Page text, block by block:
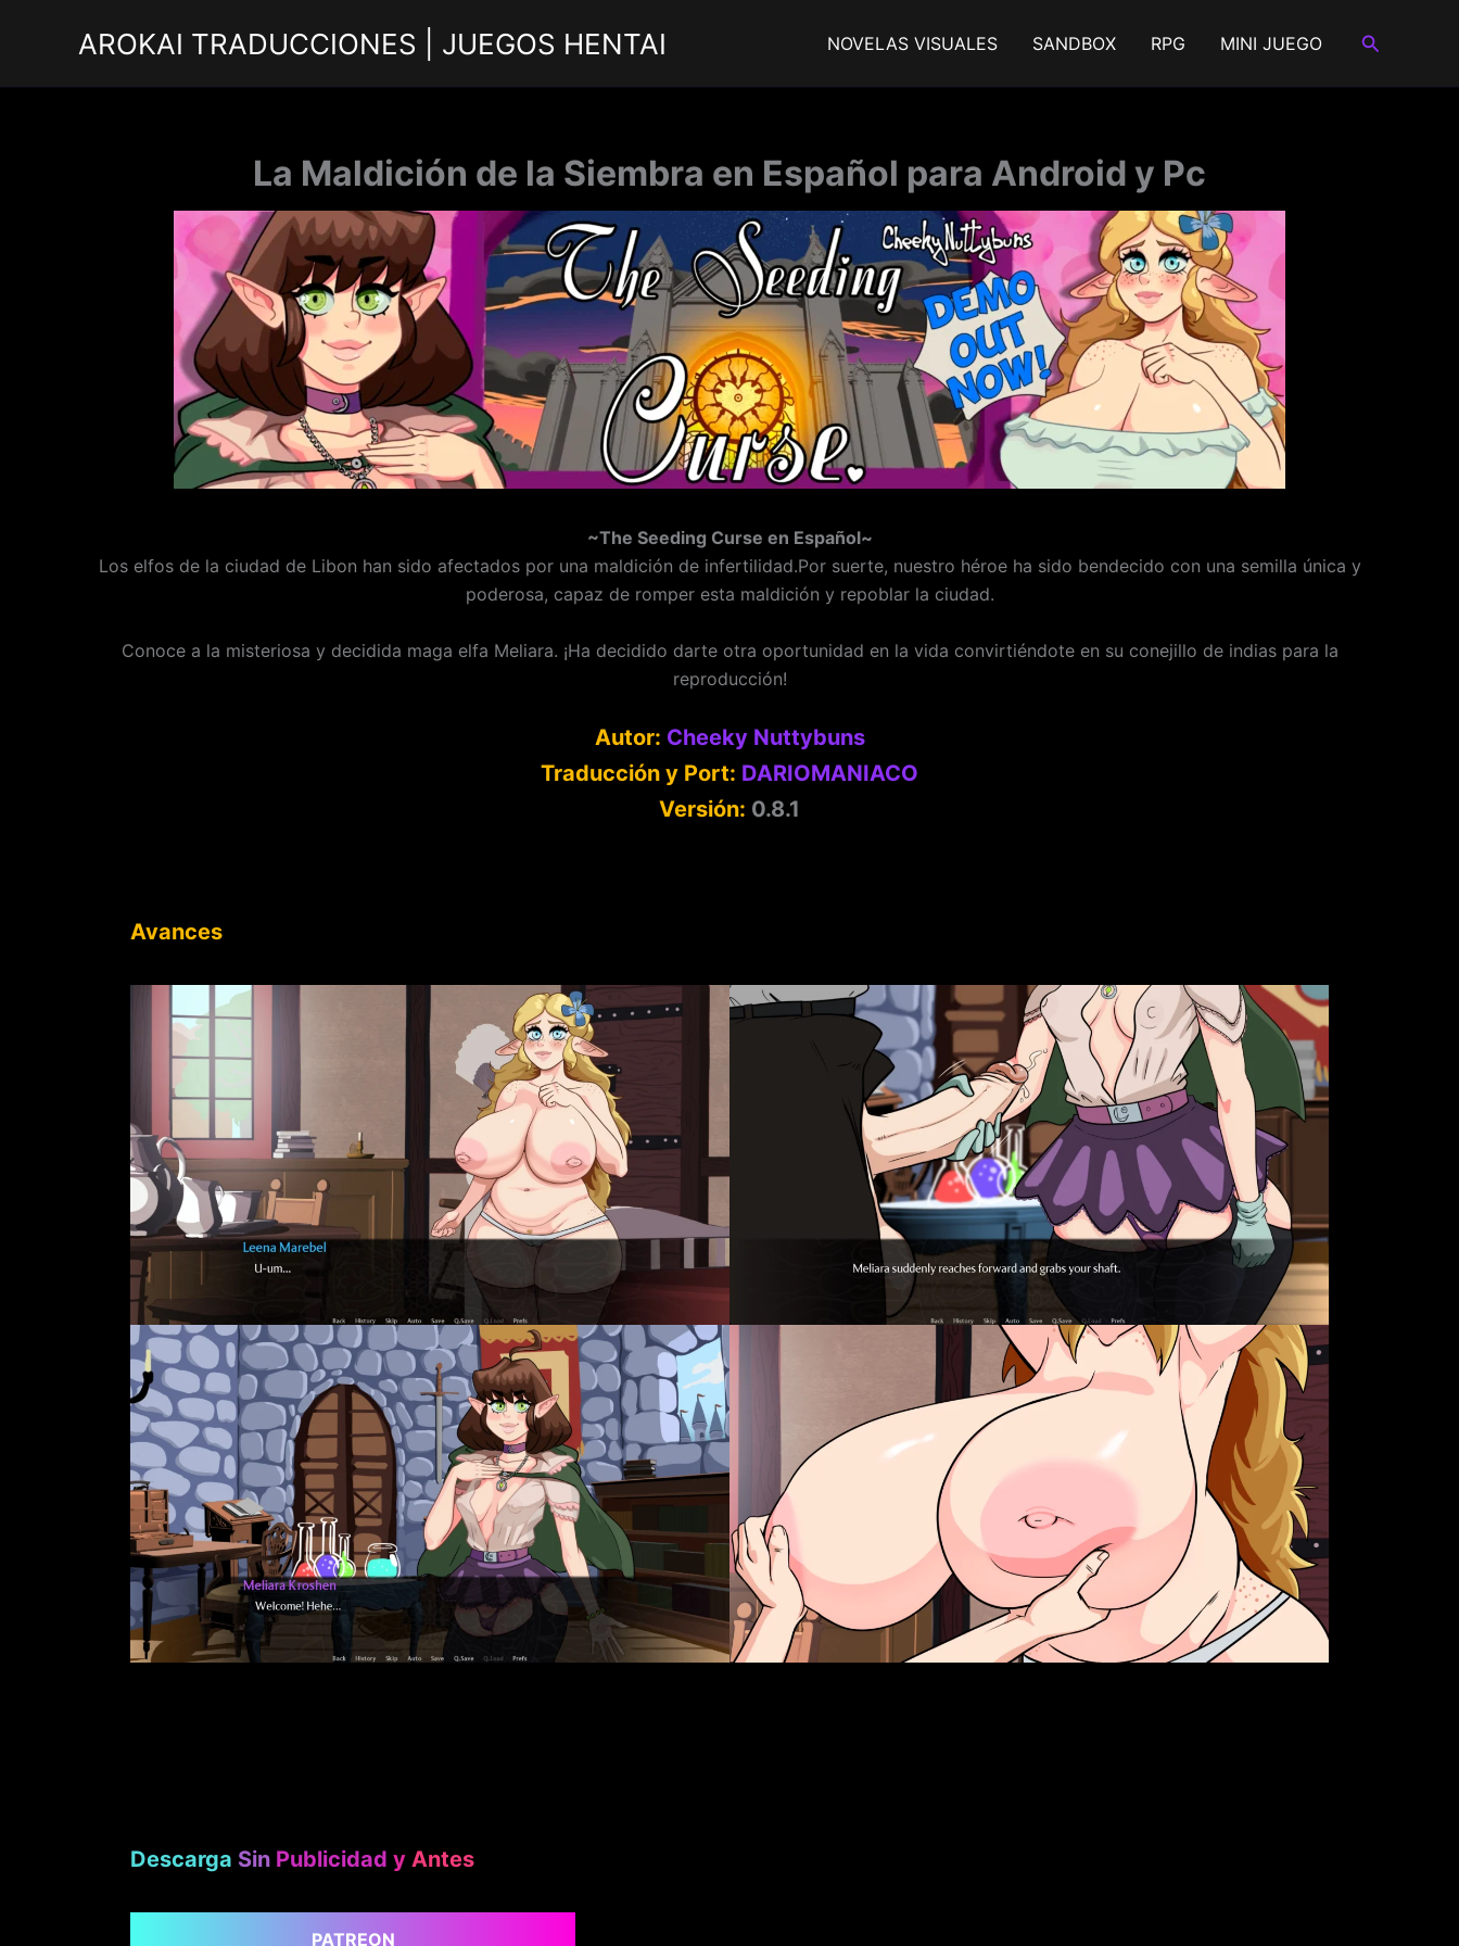
AROKAI TRADUCCIONES | JUEGOS HENTAI NOVELAS VISUALES SANDBOX RPG MINI JUEGO Buscar
La Maldición de la Siembra en Español para Android y Pc
~The Seeding Curse en Español~
Los elfos de la ciudad de Libon han sido afectados por una maldición de infertilidad.Por suerte, nuestro héroe ha sido bendecido con una semilla única y
poderosa, capaz de romper esta maldición y repoblar la ciudad.
Conoce a la misteriosa y decidida maga elfa Meliara. ¡Ha decidido darte otra oportunidad en la vida convirtiéndote en su conejillo de indias para la
reproducción!
Autor: Cheeky Nuttybuns
Traducción y Port: DARIOMANIACO
Versión: 0.8.1
Avances
Descarga Sin Publicidad y Antes
PATREON